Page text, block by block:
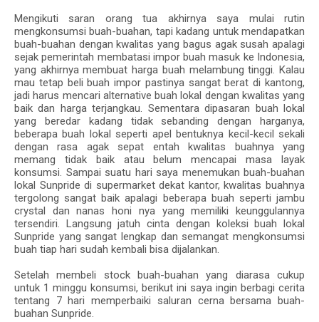
Mengikuti saran orang tua akhirnya saya mulai rutin
mengkonsumsi buah-buahan, tapi kadang untuk mendapatkan
buah-buahan dengan kwalitas yang bagus agak susah apalagi
sejak pemerintah membatasi impor buah masuk ke Indonesia,
yang akhirnya membuat harga buah melambung tinggi. Kalau
mau tetap beli buah impor pastinya sangat berat di kantong,
jadi harus mencari alternative buah lokal dengan kwalitas yang
baik dan harga terjangkau. Sementara dipasaran buah lokal
yang beredar kadang tidak sebanding dengan harganya,
beberapa buah lokal seperti apel bentuknya kecil-kecil sekali
dengan rasa agak sepat entah kwalitas buahnya yang
memang tidak baik atau belum mencapai masa layak
konsumsi. Sampai suatu hari saya menemukan buah-buahan
lokal Sunpride di supermarket dekat kantor, kwalitas buahnya
tergolong sangat baik apalagi beberapa buah seperti jambu
crystal dan nanas honi nya yang memiliki keunggulannya
tersendiri. Langsung jatuh cinta dengan koleksi buah lokal
Sunpride yang sangat lengkap dan semangat mengkonsumsi
buah tiap hari sudah kembali bisa dijalankan.
Setelah membeli stock buah-buahan yang diarasa cukup
untuk 1 minggu konsumsi, berikut ini saya ingin berbagi cerita
tentang 7 hari memperbaiki saluran cerna bersama buah-
buahan Sunpride.